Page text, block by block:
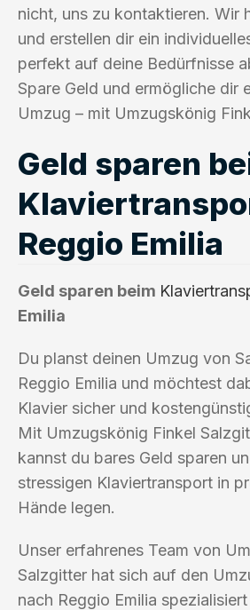
nicht, uns zu kontaktieren. Wir
und erstellen dir ein
perfekt auf deine Bedürfnisse
Spare Geld und ermögliche dir
Umzug – mit Umzugskönig
Geld sparen
Reggio Emilia
Geld sparen beim
Emilia
Du planst deinen Umzug von
Reggio Emilia und möchtest
Klavier sicher und
Mit Umzugskönig Finkel
kannst du bares Geld sparen
stressigen Klaviertransport in
Hände legen.
Unser erfahrenes Team von
Salzgitter hat sich auf den
nach Reggio Emilia